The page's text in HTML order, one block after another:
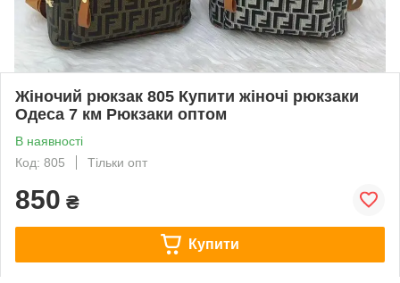
Жіночий рюкзак 805 Купити жіночі рюкзаки
Одеса 7 км Рюкзаки оптом
В наявності
Код: 805
Тільки опт
850 ₴
Купити